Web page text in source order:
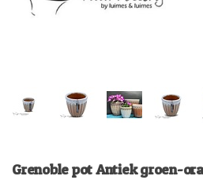
Grenoble pot Antiek groen-